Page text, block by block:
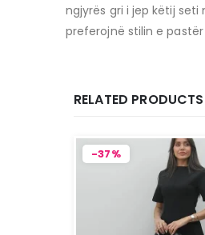
ngjyrës gri i jep këtij
preferojnë stilin e
RELATED PRODUCTS
-37%